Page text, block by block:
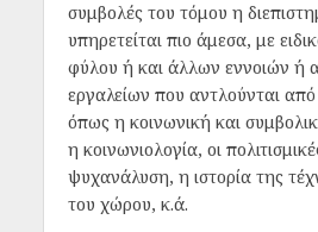
συμβολές του τόμου η
υπηρετείται πιο άμεσα, με
φύλου ή και άλλων εννοιών ή
εργαλείων που αντλούνται
όπως η κοινωνική και
η κοινωνιολογία, οι
ψυχανάλυση, η ιστορία της
του χώρου, κ.ά.